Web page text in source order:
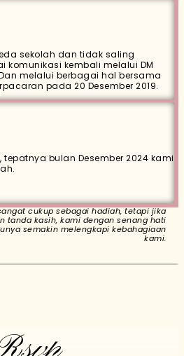
sekolah dan tidak saling
komunikasi kembali melalui DM
melalui berbagai hal bersama
pada 20 Desember 2019.
bulan Desember 2024 kami
Wedding Gift
sahabat, serta rekan-rekan semua di
cukup sebagai hadiah, tetapi jika
tanda kasih, kami dengan senang hati
semakin melengkapi kebahagiaan
kami.